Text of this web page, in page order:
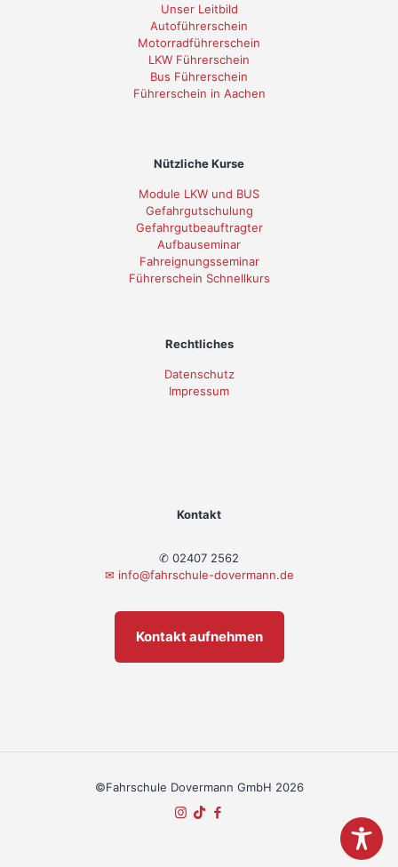
Unser Leitbild
Autoführerschein
Motorradführerschein
LKW Führerschein
Bus Führerschein
Führerschein in Aachen
Nützliche Kurse
Module LKW und BUS
Gefahrgutschulung
Gefahrgutbeauftragter
Aufbauseminar
Fahreignungsseminar
Führerschein Schnellkurs
Rechtliches
Datenschutz
Impressum
Kontakt
✆ 02407 2562
✉ info@fahrschule-dovermann.de
Kontakt aufnehmen
©Fahrschule Dovermann GmbH 2026